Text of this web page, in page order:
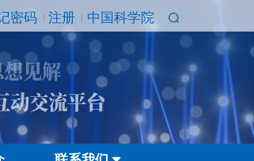
密码 注册 中国科学院
见解
交流平台